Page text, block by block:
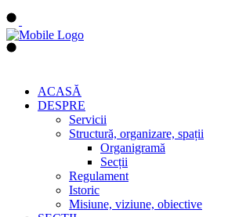
ACASĂ
DESPRE
Servicii
Structură, organizare, spații
Organigramă
Secții
Regulament
Istoric
Misiune, viziune, obiective